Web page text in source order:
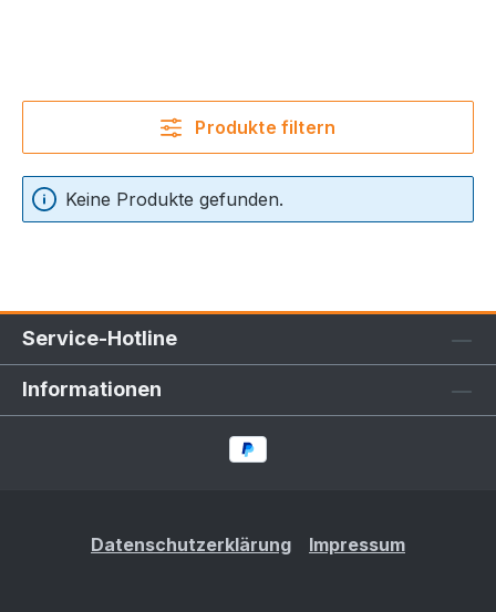
Produkte filtern
Keine Produkte gefunden.
Service-Hotline
Informationen
Datenschutzerklärung Impressum